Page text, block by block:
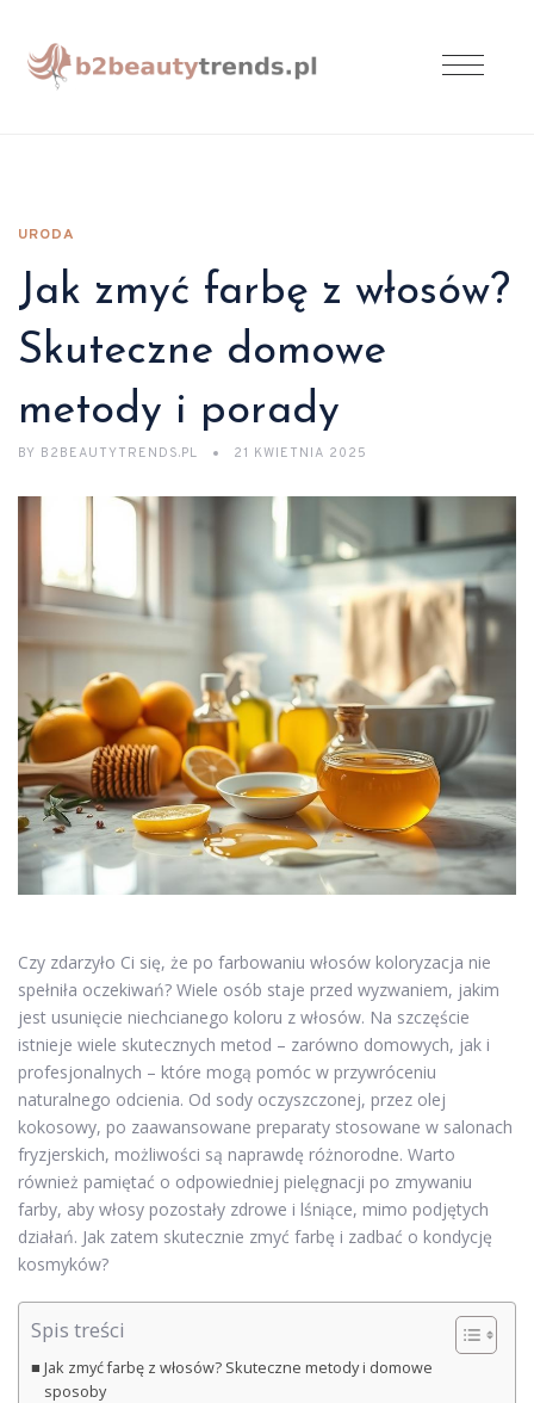
URODA
Jak zmyć farbę z włosów?
Skuteczne domowe
metody i porady
BY B2BEAUTYTRENDS.PL 21 KWIETNIA 2025
Czy zdarzyło Ci się, że po farbowaniu włosów koloryzacja nie
spełniła oczekiwań? Wiele osób staje przed wyzwaniem, jakim
jest usunięcie niechcianego koloru z włosów. Na szczęście
istnieje wiele skutecznych metod – zarówno domowych, jak i
profesjonalnych – które mogą pomóc w przywróceniu
naturalnego odcienia. Od sody oczyszczonej, przez olej
kokosowy, po zaawansowane preparaty stosowane w salonach
fryzjerskich, możliwości są naprawdę różnorodne. Warto
również pamiętać o odpowiedniej pielęgnacji po zmywaniu
farby, aby włosy pozostały zdrowe i lśniące, mimo podjętych
działań. Jak zatem skutecznie zmyć farbę i zadbać o kondycję
kosmyków?
Spis treści
Jak zmyć farbę z włosów? Skuteczne metody i domowe
sposoby